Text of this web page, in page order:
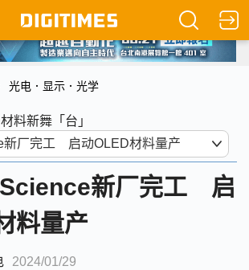
光电．显示．光学
料新舞「台」
新厂完工 启
料量产
2024/01/29